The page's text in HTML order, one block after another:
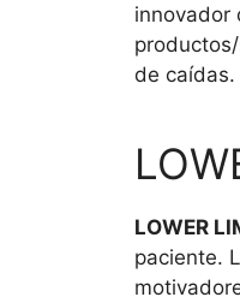
innovador
de caídas.
LOWER
paciente.